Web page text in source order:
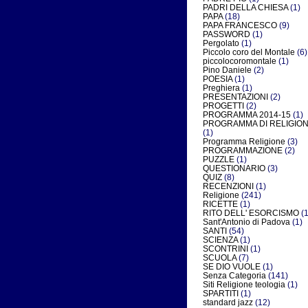
PADRI DELLA CHIESA(1)
PAPA(18)
PAPA FRANCESCO (9)
PASSWORD (1)
Pergolato (1)
Piccolo coro del Montale (6)
piccolocoromontale (1)
Pino Daniele (2)
POESIA(1)
Preghiera (1)
PRESENTAZIONI (2)
PROGETTI (2)
PROGRAMMA 2014-15 (1)
PROGRAMMA DI
(1)
Programma Religione (3)
PROGRAMMAZIONE (2)
PUZZLE (1)
QUESTIONARIO (3)
QUIZ (8)
RECENZIONI (1)
Religione (241)
RICETTE (1)
RITO DELL' ESORCISMO
Sant'Antonio di Padova (1)
SANTI (54)
SCIENZA(1)
SCONTRINI (1)
SCUOLA(7)
SE DIO VUOLE (1)
Senza Categoria (141)
Siti Religione teologia (1)
SPARTITI (1)
standard jazz (12)